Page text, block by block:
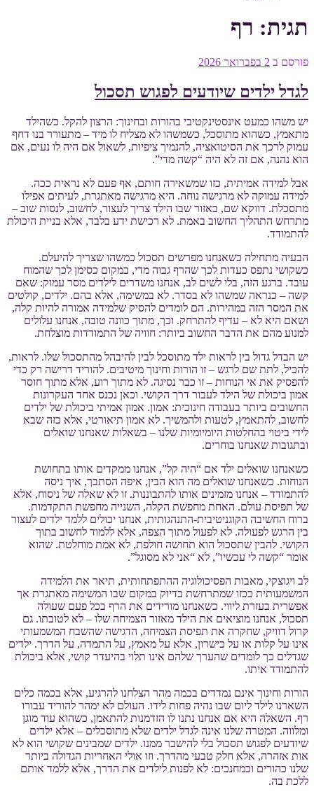
תגית: רף
פורסם ב 2 בפברואר 2026
לגדל ילדים שיודעים לפגוש תסכול
יש משהו כמעט אינסטינקטיבי בהורות ובחינוך: הרצון להקל. כשהילד
מתאמץ, כשהוא מתוסכל, כשמשהו לא מצליח לו מיד – מתעורר בנו דחף
עמוק לרכך את הסיטואציה, להנמיך ציפיות, לשאול אם היה לו נעים, אם
הוא נהנה, אם זה לא היה “קשה מדי”.
אבל למידה אמיתית, כזו שמשאירה חותם, אף פעם לא נראית ככה.
למידה עמוקה לא מרגישה נוחה. היא מרגישה מאתגרת, לעיתים אפילו
מתסכלת. דווקא שם, באזור שבו הילד צריך לעצור, לחשוב, לנסות שוב –
מתרחש התהליך החשוב באמת. לא רכישת ידע בלבד, אלא בניית היכולת
להתמודד.
הבעיה מתחילה כשאנחנו מפרשים תסכול כמשהו שצריך להיעלם.
כשקושי נתפס כעדות לכך שהרף גבוה מדי, במקום כסימן לכך שהמוח
עובד. ברגע הזה, בלי לשים לב, אנחנו משדרים לילדים מסר עמוק: שאם
קשה – כנראה שמשהו לא בסדר. לא במשימה, אלא בהם. ילדים, קולטים
את המסר הזה במהירות. הם לומדים להסיק שלמידה אמורה להיות קלה,
ושאם היא לא – עדיף להתרחק. וכך, מתוך כוונה טובה, אנחנו עלולים
למנוע מהם את הדבר החשוב ביותר: חוויה של התמודדות מוצלחת.
יש הבדל גדול בין לראות ילד מתוסכל לבין להיבהל מהתסכול שלו. לראות,
להכיל, לתת שם לרגש – זו הורות וחינוך מיטיבים. להוריד דרישה רק כדי
להפסיק את אי הנוחות – זו כבר נסיגה. לא מתוך רוע, אלא מתוך חוסר
אמון ביכולת של הילד לעבור דרך הקושי. וכאן נכנס אחד העקרונות
החשובים ביותר בעבודה חינוכית: אמון. אמון אמיתי ביכולת של ילדים
לחשוב, להתאמץ, לטעות ולהמשיך. לא אמון תיאורטי, אלא כזה שבא
לידי ביטוי בהחלטות היומיומיות שלנו – בשאלות שאנחנו שואלים
ובתגובות שאנחנו בוחרים.
כשאנחנו שואלים ילד אם “היה קל”, אנחנו ממקדים אותו בתחושת
הנוחות. כשאנחנו שואלים מה הוא הבין, איפה הסתבך, איך ניסה
להתמודד – אנחנו מזמינים אותו להתבוננות. זו לא שאלה של ניסוח, אלא
של תפיסת עולם. האחת מחפשת הקלה, השנייה מחפשת התקדמות.
ברוח החשיבה הקוגניטיבית-התנהגותית, אנחנו יכולים ללמד ילדים לעצור
בין הרגש לפעולה. לא לפעול מתוך הצפה, אלא ללמוד לחשוב בתוך
הקושי. להבין שתסכול הוא תחושה חולפת, לא אמת מוחלטת. שהוא
אומר “קשה לי עכשיו”, לא “אני לא מסוגל”.
לב ויגוצקי, מאבות הפסיכולוגיה ההתפתחותית, תיאר את הלמידה
המשמעותית ככזו שמתרחשת בדיוק במקום שבו המשימה מאתגרת אך
אפשרית בעזרת ליווי. כשאנחנו מורידים את הרף בכל פעם שעולה
תסכול, אנחנו מוציאים את הילד מאזור הצמיחה שלו – לא לטובתו. גם
קרול דוויק, שחקרה את תפיסת הצמיחה, הדגישה שהשבח המשמעותי
אינו על קלות או על כישרון, אלא על מאמץ, על התמדה, על הדרך. ילדים
שגדלים כך לומדים שהערך שלהם אינו תלוי בהיעדר קושי, אלא ביכולת
להתמודד איתו.
הורות וחינוך אינם נמדדים בכמה מהר הצלחנו להרגיע, אלא בכמה כלים
השארנו לילד ליום שבו נהיה פחות לידו. העולם לא ימהר להוריד עבורו
רף. השאלה היא אם אנחנו נתנו לו הזדמנות להתאמן, כשהוא עוד מוגן
ומלווה. המטרה שלנו אינה לגדל ילדים שלא מתוסכלים – אלא ילדים
שיודעים לפגוש תסכול בלי להישבר ממנו. ילדים שמבינים שקושי הוא לא
אות אזהרה, אלא חלק טבעי מהדרך. וזו אולי האחריות הגדולה ביותר
שלנו כהורים וכמחנכים: לא לפנות לילדים את הדרך, אלא ללמד אותם
ללכת בה.